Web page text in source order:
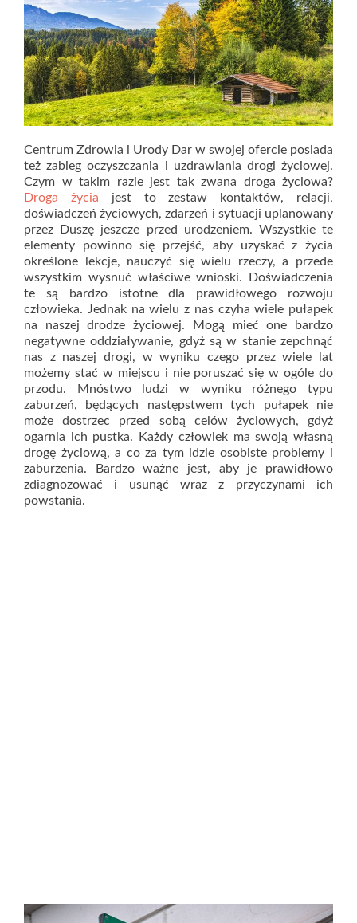
Centrum Zdrowia i Urody Dar w swojej ofercie posiada
też zabieg oczyszczania i uzdrawiania drogi życiowej.
Czym w takim razie jest tak zwana droga życiowa?
Droga życia jest to zestaw kontaktów, relacji,
doświadczeń życiowych, zdarzeń i sytuacji uplanowany
przez Duszę jeszcze przed urodzeniem. Wszystkie te
elementy powinno się przejść, aby uzyskać z życia
określone lekcje, nauczyć się wielu rzeczy, a przede
wszystkim wysnuć właściwe wnioski. Doświadczenia
te są bardzo istotne dla prawidłowego rozwoju
człowieka. Jednak na wielu z nas czyha wiele pułapek
na naszej drodze życiowej. Mogą mieć one bardzo
negatywne oddziaływanie, gdyż są w stanie zepchnąć
nas z naszej drogi, w wyniku czego przez wiele lat
możemy stać w miejscu i nie poruszać się w ogóle do
przodu. Mnóstwo ludzi w wyniku różnego typu
zaburzeń, będących następstwem tych pułapek nie
może dostrzec przed sobą celów życiowych, gdyż
ogarnia ich pustka. Każdy człowiek ma swoją własną
drogę życiową, a co za tym idzie osobiste problemy i
zaburzenia. Bardzo ważne jest, aby je prawidłowo
zdiagnozować i usunąć wraz z przyczynami ich
powstania.